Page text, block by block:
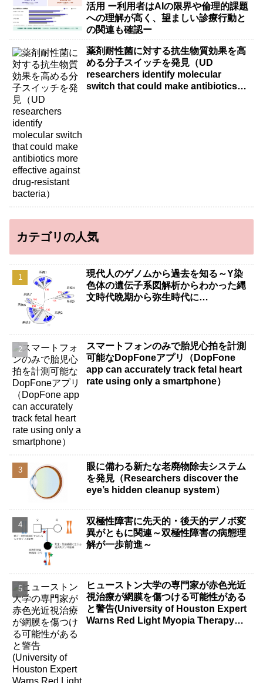
活用 ー利用者はAIの限界や倫理的課題
への理解が高く、望ましい診療行動と
の関連も確認ー
薬剤耐性菌に対する抗生物質効果を高
める分子スイッチを発見（UD
researchers identify molecular
switch that could make antibiotics
カテゴリの人気
現代人のゲノムから過去を知る～Y染
色体の遺伝子系図解析からわかった縄
文時代晩期から弥生時代に…
スマートフォンのみで胎児心拍を計測
可能なDopFoneアプリ（DopFone
app can accurately track fetal heart
rate using only a smartphone）
眼に備わる新たな老廃物除去システム
を発見（Researchers discover the
eye’s hidden cleanup system）
双極性障害に先天的・後天的デノボ変
異がともに関連～双極性障害の病態理
解が一歩前進～
ヒューストン大学の専門家が赤色光近
視治療が網膜を傷つける可能性がある
と警告(University of Houston Expert
Warns Red Light Myopia Therapy